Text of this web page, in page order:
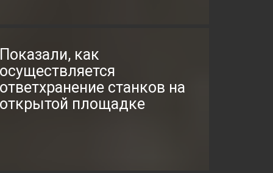
Показали, как
осуществляется
ответхранение станков на
открытой площадке